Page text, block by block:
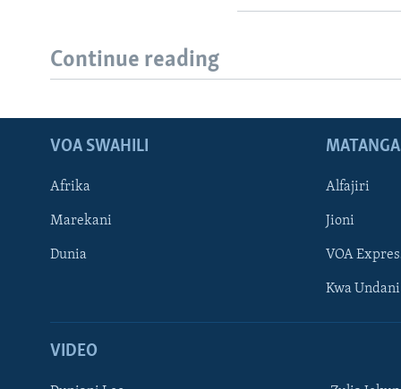
Continue reading
VOA SWAHILI
Afrika
Marekani
Dunia
Alfajiri
Jioni
VOA
Kwa Undani
VIDEO